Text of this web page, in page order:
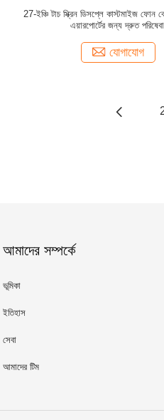
27-ইঞ্চি টাচ স্ক্রিন ডিসপ্লে কাস্টমাইজ ফোন
এয়ারপোর্টের জন্য দ্রুত পরিষেবা
যোগাযোগ
আমাদের সম্পর্কে
ভূমিকা
ইতিহাস
সেবা
আমাদের টিম